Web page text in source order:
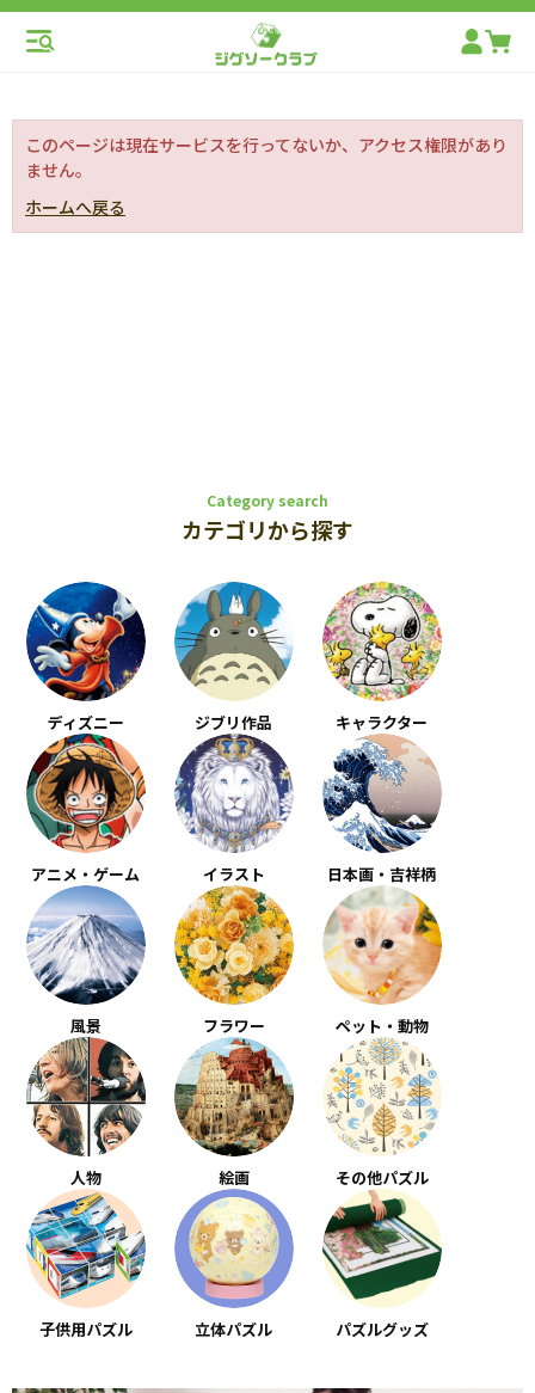
このページは現在サービスを行ってないか、アクセス権限があり
ません。
ホームへ戻る
Category search
カテゴリから探す
ディズニー ジブリ作品 キャラクター
アニメ・ゲーム イラスト 日本画・吉祥柄
風景 フラワー ペット・動物
人物 絵画 その他パズル
子供用パズル 立体パズル パズルグッズ